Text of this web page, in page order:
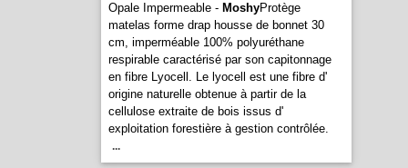
Opale Impermeable - MoshyProtège
matelas forme drap housse de bonnet 30
cm, imperméable 100% polyuréthane
respirable caractérisé par son capitonnage
en fibre Lyocell. Le lyocell est une fibre d'
origine naturelle obtenue à partir de la
cellulose extraite de bois issus d'
exploitation forestière à gestion contrôlée.
...